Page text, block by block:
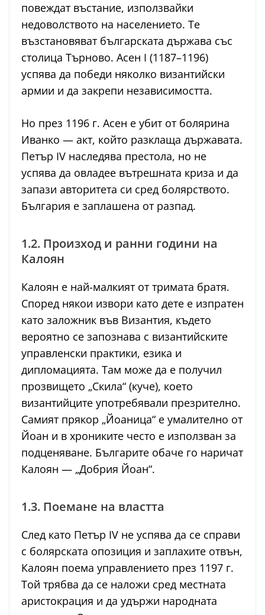
повеждат въстание, използвайки
недоволството на населението. Те
възстановяват българската държава със
столица Търново. Асен I (1187–1196)
успява да победи няколко византийски
армии и да закрепи независимостта.
Но през 1196 г. Асен е убит от болярина
Иванко — акт, който разклаща държавата.
Петър IV наследява престола, но не
успява да овладее вътрешната криза и да
запази авторитета си сред болярството.
България е заплашена от разпад.
1.2. Произход и ранни години на
Калоян
Калоян е най-малкият от тримата братя.
Според някои извори като дете е изпратен
като заложник във Византия, където
вероятно се запознава с византийските
управленски практики, езика и
дипломацията. Там може да е получил
прозвището „Скила“ (куче), което
византийците употребявали презрително.
Самият прякор „Йоаница“ е умалително от
Йоан и в хрониките често е използван за
подценяване. Българите обаче го наричат
Калоян — „Добрия Йоан“.
1.3. Поемане на властта
След като Петър IV не успява да се справи
с болярската опозиция и заплахите отвън,
Калоян поема управлението през 1197 г.
Той трябва да се наложи сред местната
аристокрация и да удържи народната